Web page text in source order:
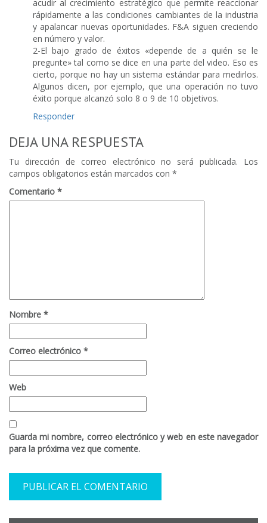
acudir al crecimiento estratégico que permite reaccionar
rápidamente a las condiciones cambiantes de la industria
y apalancar nuevas oportunidades. F&A siguen creciendo
en número y valor.
2-El bajo grado de éxitos «depende de a quién se le
pregunte» tal como se dice en una parte del video. Eso es
cierto, porque no hay un sistema estándar para medirlos.
Algunos dicen, por ejemplo, que una operación no tuvo
éxito porque alcanzó solo 8 o 9 de 10 objetivos.
Responder
DEJA UNA RESPUESTA
Tu dirección de correo electrónico no será publicada.
Los
campos obligatorios están marcados con *
Comentario *
Nombre *
Correo electrónico *
Web
Guarda mi nombre, correo electrónico y web en este navegador
para la próxima vez que comente.